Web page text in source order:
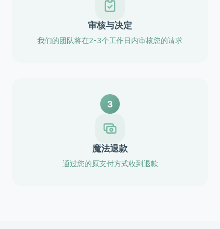
审核与决定
我们的团队将在2-3个工作日内审核您的请求
3
魔法退款
通过您的原支付方式收到退款